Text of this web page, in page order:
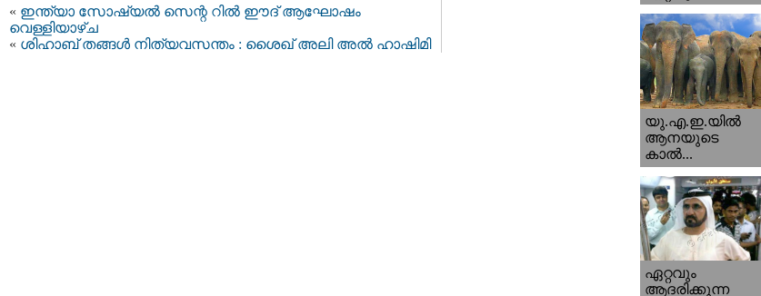
« ഇന്ത്യാ സോഷ്യല്‍ സെന്റ റില്‍ ഈദ് ആഘോഷം
വെള്ളിയാഴ്‌ച
« ശിഹാബ് തങ്ങൾ നിത്യവസന്തം : ശൈഖ് അലി അൽ ഹാഷിമി
യു.എ.ഇ.യില്‍
ആനയുടെ
കാല്‍...
ഏറ്റവും
ആദരിക്കുന്ന